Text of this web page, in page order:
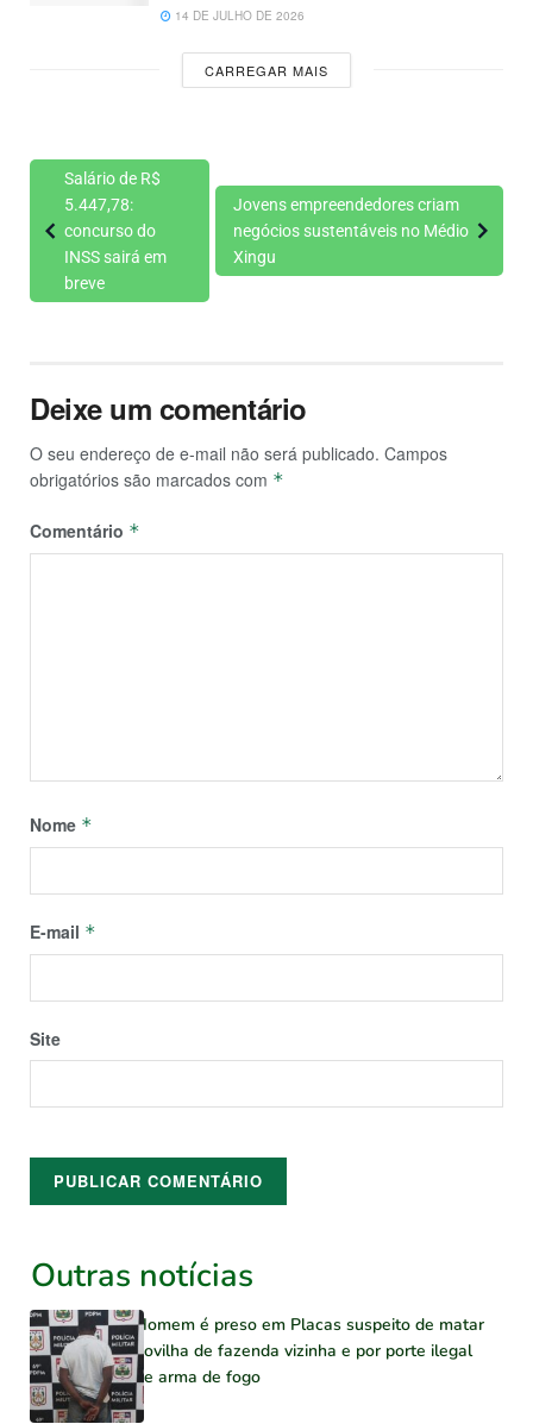
14 DE JULHO DE 2026
CARREGAR MAIS
Salário de R$
5.447,78:
concurso do
INSS sairá em
breve
Jovens empreendedores criam
negócios sustentáveis no Médio
Xingu
Deixe um comentário
O seu endereço de e-mail não será publicado. Campos
obrigatórios são marcados com *
Comentário *
Nome *
E-mail *
Site
Outras notícias
Homem é preso em Placas suspeito de matar
novilha de fazenda vizinha e por porte ilegal
de arma de fogo